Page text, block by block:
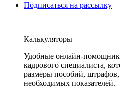
Подписаться на рассылку
Калькуляторы
Удобные онлайн-
кадрового специалиста,
размеры пособий,
необходимых показателей.